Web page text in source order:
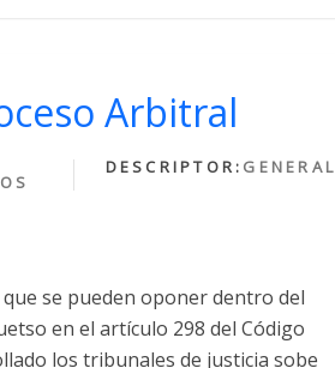
Arbitral
DESCRIPTOR: GENERAL
se pueden oponer dentro del
en el artículo 298 del Código
los tribunales de justicia sobe